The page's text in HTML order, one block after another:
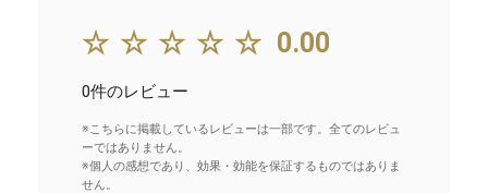
☆☆☆☆☆ 0.00
0件のレビュー
※こちらに掲載しているレビューは一部です。全てのレビュ
ーではありません。
※個人の感想であり、効果・効能を保証するものではありま
せん。